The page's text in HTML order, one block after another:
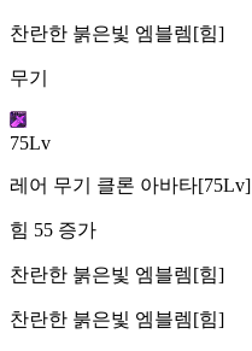
찬란한 붉은빛 엠블렘[힘]
무기
75Lv
레어 무기 클론 아바타[75Lv]
힘 55 증가
찬란한 붉은빛 엠블렘[힘]
찬란한 붉은빛 엠블렘[힘]